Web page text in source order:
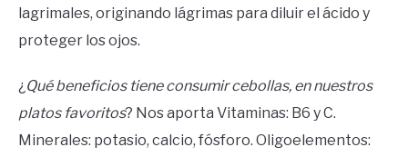
lagrimales, originando lágrimas para diluir el ácido y
proteger los ojos.
¿ Qué beneficios tiene consumir cebollas, en nuestros
platos favoritos? Nos aporta Vitaminas: B6 y C.
Minerales: potasio, calcio, fósforo. Oligoelementos: